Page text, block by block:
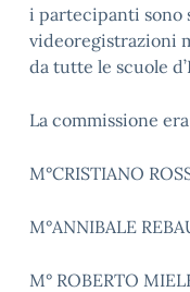
i partecipanti sono
videoregistrazioni
da tutte le scuole
La commissione
M°CRISTIANO
M°ANNIBALE
M° ROBERTO